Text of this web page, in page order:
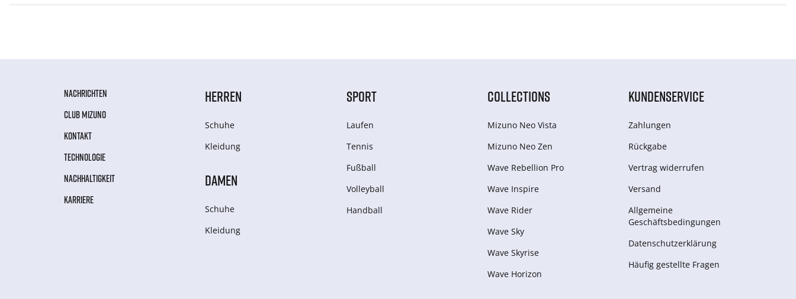
NACHRICHTEN
CLUB MIZUNO
KONTAKT
TECHNOLOGIE
NACHHALTIGKEIT
KARRIERE
HERREN
Schuhe
Kleidung
DAMEN
Schuhe
Kleidung
SPORT
Laufen
Tennis
Fußball
Volleyball
Handball
COLLECTIONS
Mizuno Neo Vista
Mizuno Neo Zen
Wave Rebellion Pro
Wave Inspire
Wave Rider
Wave Sky
Wave Skyrise
Wave Horizon
KUNDENSERVICE
Zahlungen
Rückgabe
Vertrag widerrufen
Versand
Allgemeine
Geschäftsbedingungen
Datenschutzerklärung
Häufig gestellte Fragen